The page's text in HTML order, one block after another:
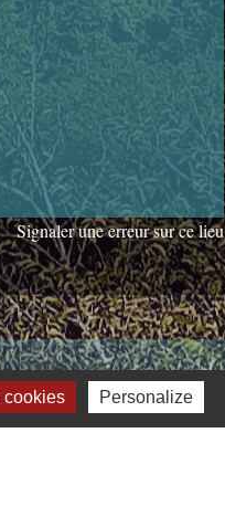
Signaler une erreur sur ce lieu
cookies Personalize